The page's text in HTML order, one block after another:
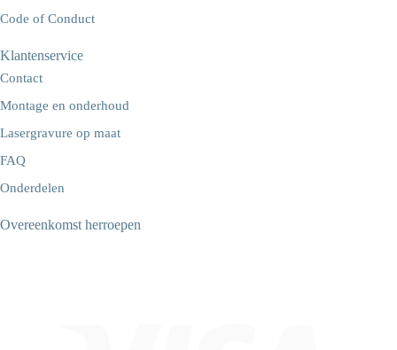
Code of Conduct
Klantenservice
Contact
Montage en onderhoud
Lasergravure op maat
FAQ
Onderdelen
Overeenkomst herroepen